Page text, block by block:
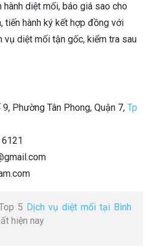
diệt mối, báo giá sao cho
tiến hành ký kết hợp đồng với
vụ diệt mối tận gốc, kiểm tra sau
Phường Tân Phong, Quận 7, Tp
5 Dịch vụ diệt mối tại Bình
hiện nay